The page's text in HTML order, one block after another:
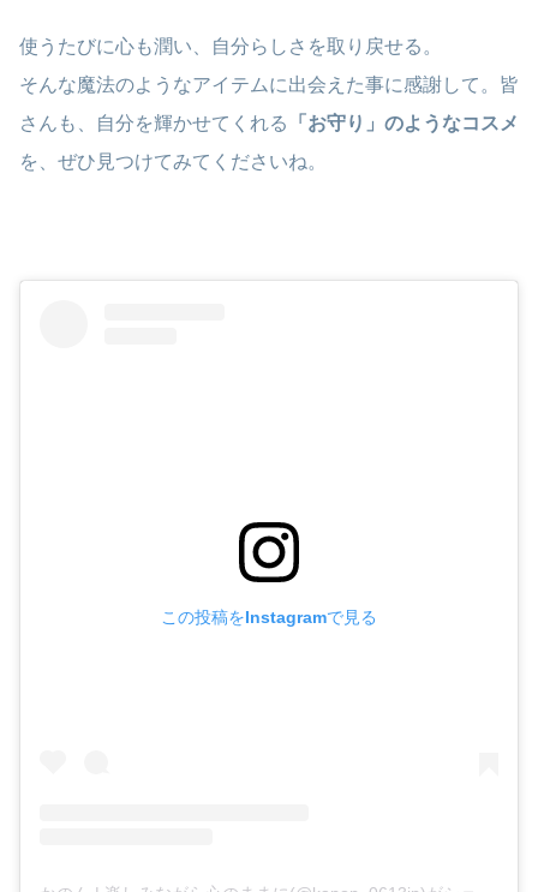
使うたびに心も潤い、自分らしさを取り戻せる。
そんな魔法のようなアイテムに出会えた事に感謝して。皆
さんも、自分を輝かせてくれる
「お守り」のようなコスメ
を、ぜひ見つけてみてくださいね。
この投稿をInstagramで見る